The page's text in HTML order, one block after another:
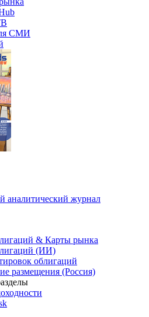
СМИ
аналитический журнал
& Карты рынка
(ИИ)
облигаций
размещения (Россия)